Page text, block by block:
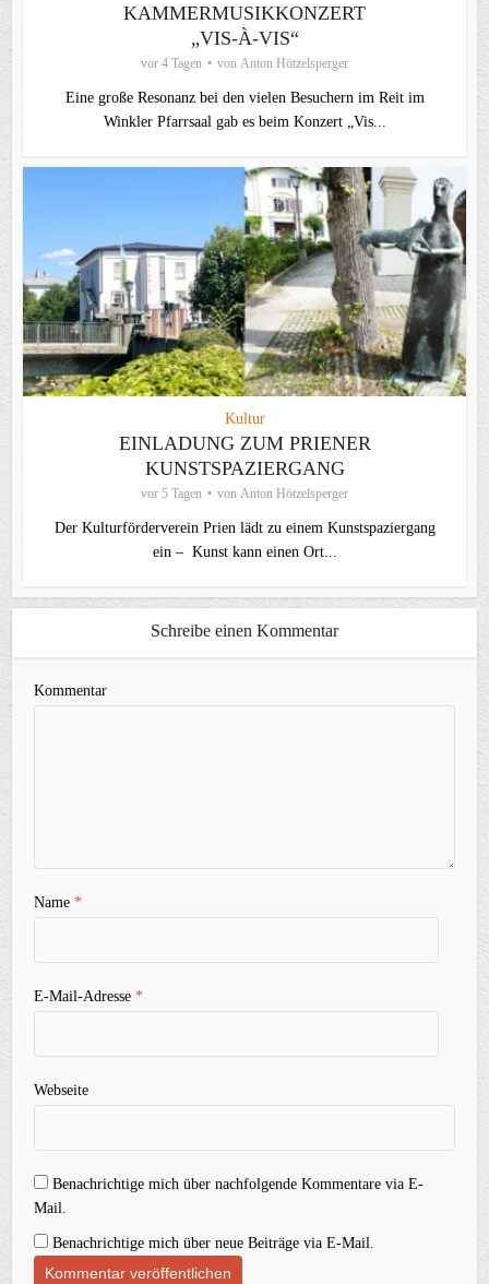
KAMMERMUSIKKONZERT
„VIS-À-VIS“
vor 4 Tagen von Anton Hötzelsperger
Eine große Resonanz bei den vielen Besuchern im Reit im
Winkler Pfarrsaal gab es beim Konzert „Vis...
Kultur
EINLADUNG ZUM PRIENER
KUNSTSPAZIERGANG
vor 5 Tagen von Anton Hötzelsperger
Der Kulturförderverein Prien lädt zu einem Kunstspaziergang
ein – Kunst kann einen Ort...
Schreibe einen Kommentar
Kommentar
Name*
E-Mail-Adresse*
Webseite
Benachrichtige mich über nachfolgende Kommentare via E-
Mail.
Benachrichtige mich über neue Beiträge via E-Mail.